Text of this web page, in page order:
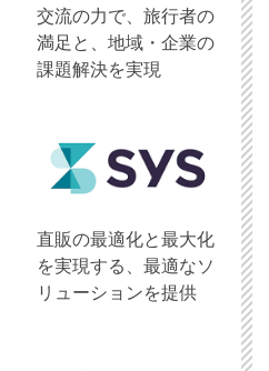
交流の力で、旅行者の
満足と、地域・企業の
課題解決を実現
直販の最適化と最大化
を実現する、最適なソ
リューションを提供